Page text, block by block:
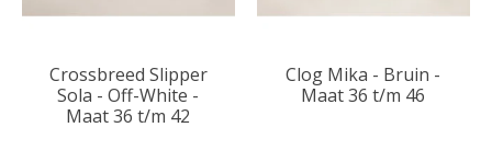
Crossbreed Slipper
Sola - Off-White -
Maat 36 t/m 42
Clog Mika - Bruin -
Maat 36 t/m 46